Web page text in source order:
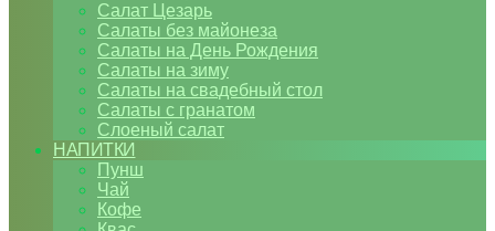
Салат Цезарь
Салаты без майонеза
Салаты на День Рождения
Салаты на зиму
Салаты на свадебный стол
Салаты с гранатом
Слоеный салат
НАПИТКИ
Пунш
Чай
Кофе